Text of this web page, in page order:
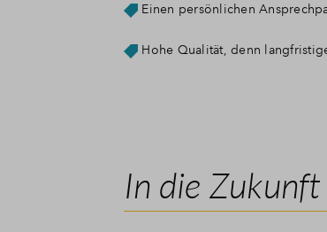
Einen persönlichen
Hohe Qualität, denn
In die